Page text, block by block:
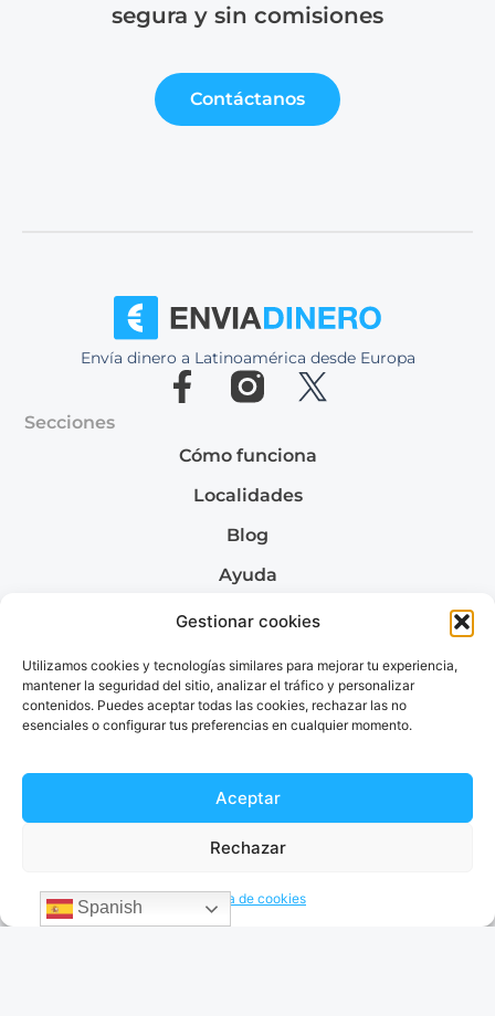
Gestionar cookies
Utilizamos cookies y tecnologías similares para mejorar tu experiencia,
mantener la seguridad del sitio, analizar el tráfico y personalizar
contenidos. Puedes aceptar todas las cookies, rechazar las no
esenciales o configurar tus preferencias en cualquier momento.
Aceptar
Rechazar
Política de cookies
segura y sin comisiones
Contáctanos
Envía dinero a
Envía dinero a Venezuela
Envía dinero a Argentina
Envía dinero a Latinoamérica desde Europa
Secciones
Cómo funciona
Localidades
Blog
Ayuda
Quiénes somos
Spanish